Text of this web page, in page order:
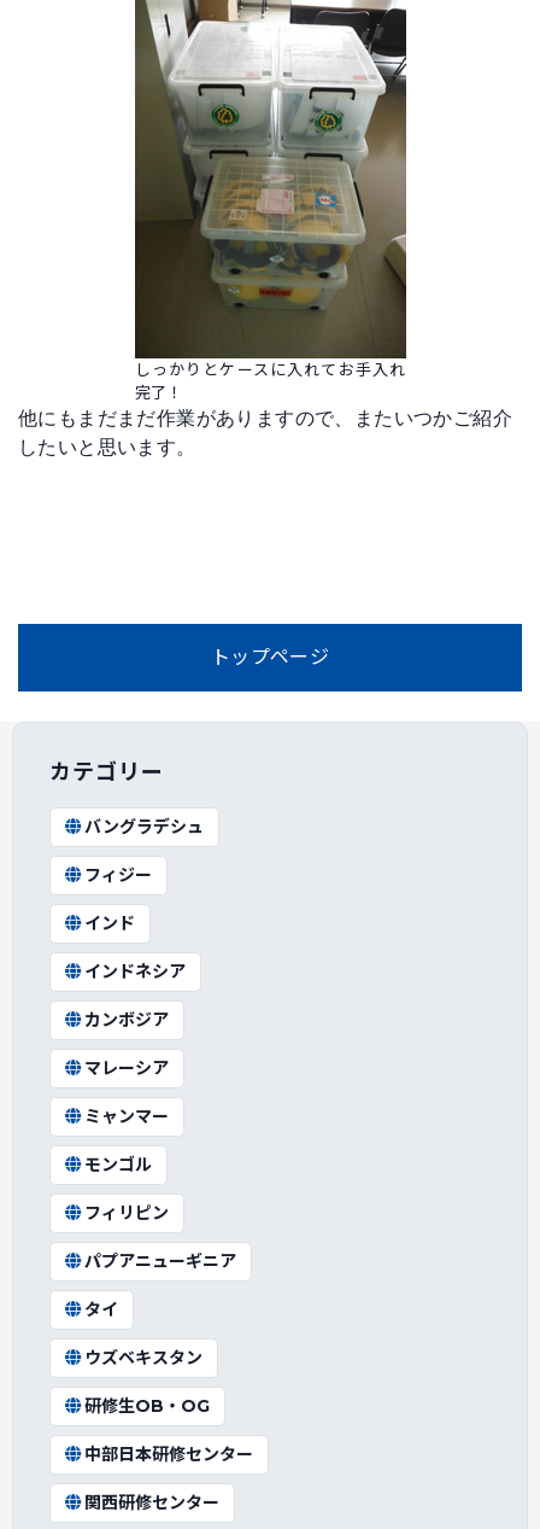
しっかりとケースに入れてお手入れ
完了！
他にもまだまだ作業がありますので、またいつかご紹介
したいと思います。
トップページ
カテゴリー
バングラデシュ
フィジー
インド
インドネシア
カンボジア
マレーシア
ミャンマー
モンゴル
フィリピン
パプアニューギニア
タイ
ウズベキスタン
研修生OB・OG
中部日本研修センター
関西研修センター